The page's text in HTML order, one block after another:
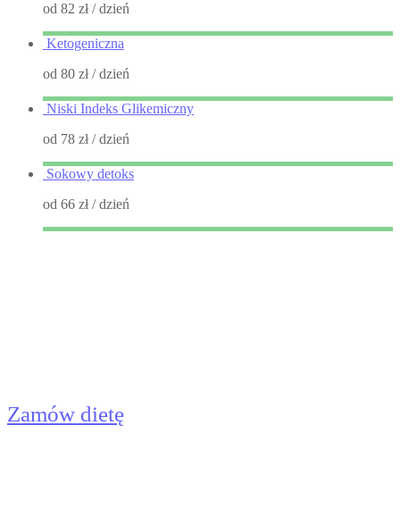
od 82 zł/ dzień
Ketogeniczna
od 80 zł/ dzień
Niski Indeks Glikemiczny
od 78 zł/ dzień
Sokowy detoks
od 66 zł/ dzień
Zamów dietę